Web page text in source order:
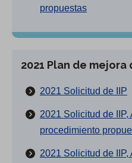
propuestas
2021 Plan de
2021 Solicitud de IIP
2021 Solicitud de
procedimiento
2021 Solicitud de